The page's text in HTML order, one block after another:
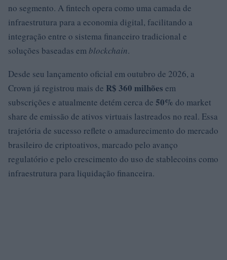
no segmento. A fintech opera como uma camada de
infraestrutura para a economia digital, facilitando a
integração entre o sistema financeiro tradicional e
soluções baseadas emblockchain.
Desde seu lançamento oficial em outubro de 2026, a
Crown já registrou mais de R$ 360 milhões em
subscrições e atualmente detém cerca de 50% do market
share de emissão de ativos virtuais lastreados no real. Essa
trajetória de sucesso reflete o amadurecimento do mercado
brasileiro de criptoativos, marcado pelo avanço
regulatório e pelo crescimento do uso de stablecoins como
infraestrutura para liquidação financeira.